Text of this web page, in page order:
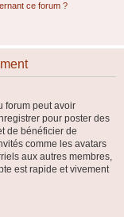
ce forum ?
forum peut avoir
pour poster des
de bénéficier de
comme les avatars
aux autres membres,
est rapide et vivement